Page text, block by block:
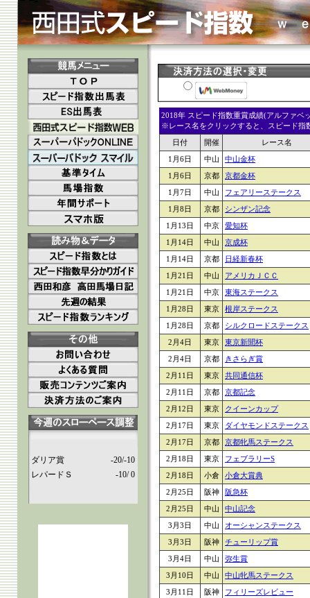
ダリア賞
-20/-10
レパードＳ
-10/ 0
2018年 スピード指数重賞成績(アルファベ
※レース名をクリックすると、スピード指
日付
開催
レース名
1月6日
中山
中山金杯
1月6日
京都
京都金杯
1月7日
中山
フェアリーステークス
1月8日
京都
シンザン記念
1月13日
中京
愛知杯
1月14日
中山
京成杯
1月14日
京都
日経新春杯
1月21日
中山
アメリカＪＣＣ
1月21日
中京
東海ステークス
1月28日
東京
根岸ステークス
1月28日
京都
シルクロードステークス
2月4日
東京
東京新聞杯
2月4日
京都
きさらぎ賞
2月11日
東京
共同通信杯
2月11日
京都
京都記念
2月12日
東京
クイーンカップ
2月17日
東京
ダイヤモンドステークス
2月17日
京都
京都牝馬ステークス
2月18日
東京
フェブラリーS
2月18日
小倉
小倉大賞典
2月25日
阪神
阪急杯
2月25日
中山
中山記念
3月3日
中山
オーシャンステークス
3月3日
阪神
チューリップ賞
3月4日
中山
弥生賞
3月10日
中山
中山牝馬ステークス
3月11日
阪神
フィリーズレビュー